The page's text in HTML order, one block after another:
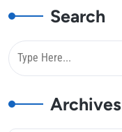
分
Search
Archives